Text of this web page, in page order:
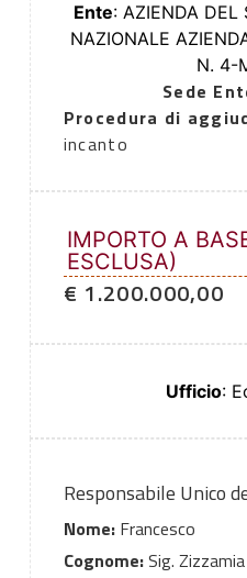
Ente: AZIENDA DEL
NAZIONALE
N. 4-
Sede
Procedura di
incanto
IMPORTO A
ESCLUSA)
€ 1.200.000,00
Ufficio:
Responsabile Unico
Nome:Francesco
Cognome:Sig. Zizzamia